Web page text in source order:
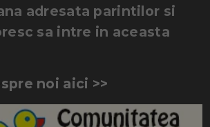
adresata parintilor si
sa intre in aceasta
noi aici >>